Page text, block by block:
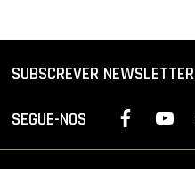
SUBSCREVER NEWSLETTER
SEGUE-NOS